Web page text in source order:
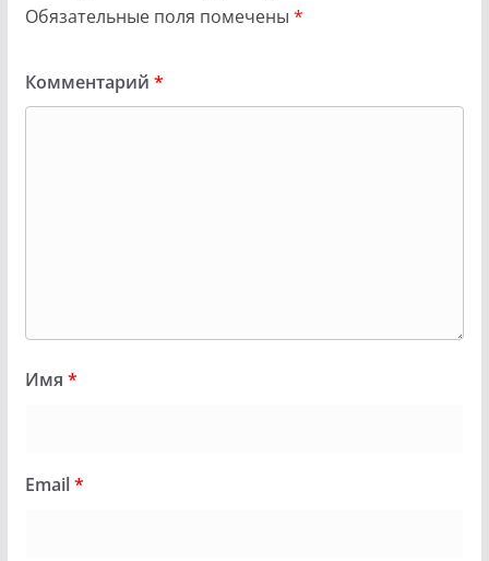
Обязательные поля помечены *
Комментарий *
Имя *
Email*